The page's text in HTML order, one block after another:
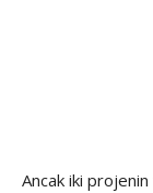
Ancak iki projenin